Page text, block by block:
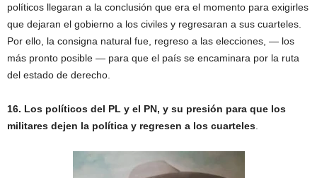
políticos llegaran a la conclusión que era el momento para exigirles
que dejaran el gobierno a los civiles y regresaran a sus cuarteles.
Por ello, la consigna natural fue, regreso a las elecciones, — los
más pronto posible — para que el país se encaminara por la ruta
del estado de derecho.
16. Los políticos del PL y el PN, y su presión para que los
militares dejen la política y regresen a los cuarteles